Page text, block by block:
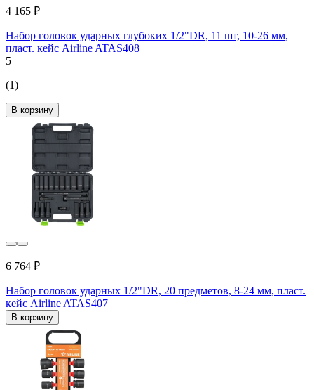
4 165 ₽
Набор головок ударных глубоких 1/2"DR, 11 шт, 10-26 мм,
пласт. кейс Airline ATAS408
5
(1)
В корзину
6 764 ₽
Набор головок ударных 1/2"DR, 20 предметов, 8-24 мм, пласт.
кейс Airline ATAS407
В корзину